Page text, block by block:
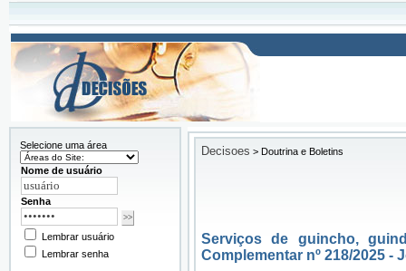
Selecione uma área
Nome de usuário
Senha
Lembrar usuário
Lembrar senha
Decisoes > Doutrina e Boletins
Serviços de guincho,
Complementar nº 218/2025 -